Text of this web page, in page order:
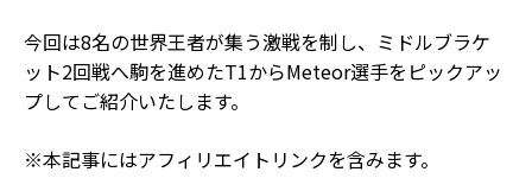
今回は8名の世界王者が集う激戦を制し、ミドルブラケ
ット2回戦へ駒を進めたT1からMeteor選手をピックアッ
プしてご紹介いたします。
※本記事にはアフィリエイトリンクを含みます。